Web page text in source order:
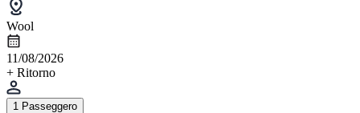
Wool
11/08/2026
+ Ritorno
1 Passeggero